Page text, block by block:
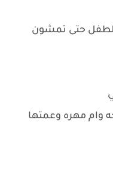
حتى تمشون
وام مهره وعمتها